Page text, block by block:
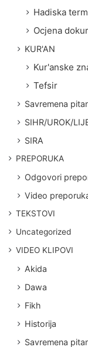
Hadiska
Ocjena
KUR'AN
Kur'anske
Tefsir
Savremena
SIHR/UROK/
SIRA
PREPORUKA
Odgovori
Video
TEKSTOVI
Uncategorized
VIDEO KLIPOVI
Akida
Dawa
Fikh
Historija
Savremena